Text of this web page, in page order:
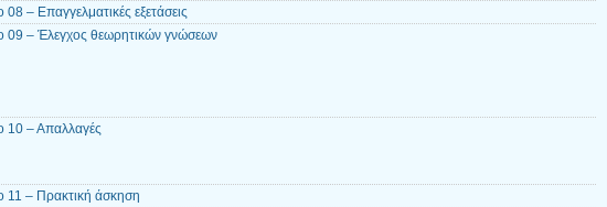
– Επαγγελματικές εξετάσεις
09 – Έλεγχος θεωρητικών γνώσεων
10 – Απαλλαγές
11 – Πρακτική άσκηση